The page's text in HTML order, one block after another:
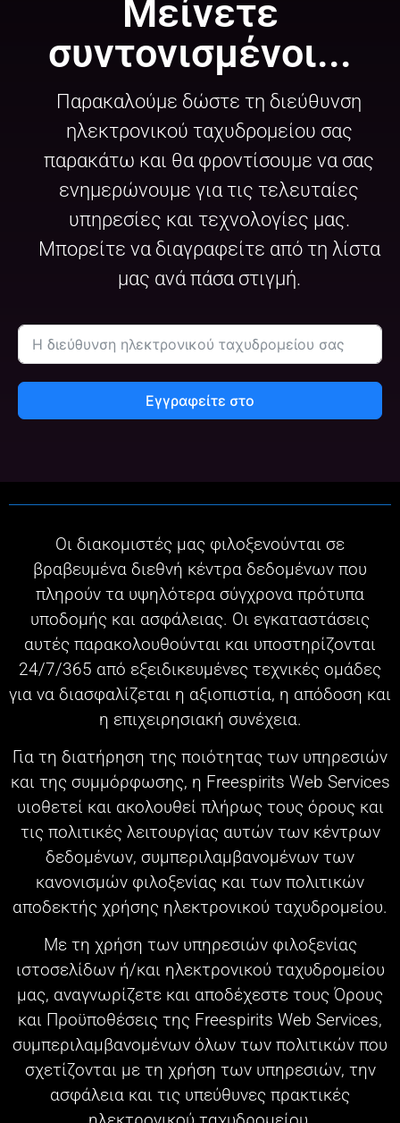
Μείνετε
συντονισμένοι...
Παρακαλούμε δώστε τη διεύθυνση
ηλεκτρονικού ταχυδρομείου σας
παρακάτω και θα φροντίσουμε να σας
ενημερώνουμε για τις τελευταίες
υπηρεσίες και τεχνολογίες μας.
Μπορείτε να διαγραφείτε από τη λίστα
μας ανά πάσα στιγμή.
Εγγραφείτε στο
Οι διακομιστές μας φιλοξενούνται σε
βραβευμένα διεθνή κέντρα δεδομένων που
πληρούν τα υψηλότερα σύγχρονα πρότυπα
υποδομής και ασφάλειας. Οι εγκαταστάσεις
αυτές παρακολουθούνται και υποστηρίζονται
24/7/365 από εξειδικευμένες τεχνικές ομάδες
για να διασφαλίζεται η αξιοπιστία, η απόδοση και
η επιχειρησιακή συνέχεια.
Για τη διατήρηση της ποιότητας των υπηρεσιών
και της συμμόρφωσης, η Freespirits Web Services
υιοθετεί και ακολουθεί πλήρως τους όρους και
τις πολιτικές λειτουργίας αυτών των κέντρων
δεδομένων, συμπεριλαμβανομένων των
κανονισμών φιλοξενίας και των πολιτικών
αποδεκτής χρήσης ηλεκτρονικού ταχυδρομείου.
Με τη χρήση των υπηρεσιών φιλοξενίας
ιστοσελίδων ή/και ηλεκτρονικού ταχυδρομείου
μας, αναγνωρίζετε και αποδέχεστε τους Όρους
και Προϋποθέσεις της Freespirits Web Services,
συμπεριλαμβανομένων όλων των πολιτικών που
σχετίζονται με τη χρήση των υπηρεσιών, την
ασφάλεια και τις υπεύθυνες πρακτικές